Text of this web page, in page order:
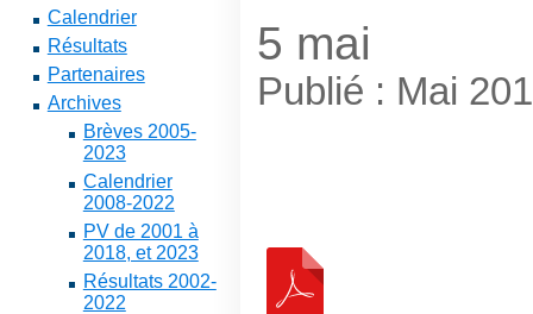
Calendrier
Résultats
Partenaires
Archives
Brèves 2005-
2023
Calendrier
2008-2022
PV de 2001 à
2018, et 2023
Résultats 2002-
2022
5 mai
Publié : Mai